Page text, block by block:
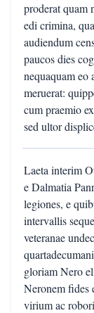
proderat quam
edi crimina,
audiendum
paucos dies
nequaquam eo
meruerat:
cum praemio
sed ultor
Laeta interim
e Dalmatia
legiones, e
intervallis
veteranae
gloriam Nero
Neronem fides
virium ac